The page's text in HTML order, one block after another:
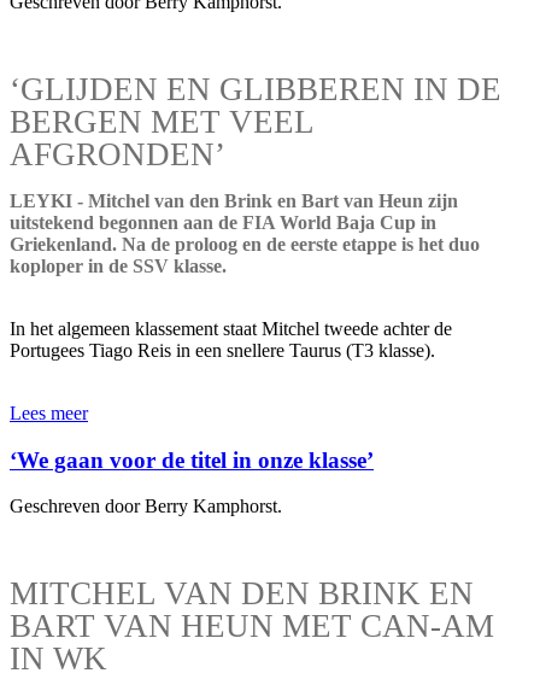
‘GLIJDEN EN GLIBBEREN IN DE
BERGEN MET VEEL
AFGRONDEN’
LEYKI - Mitchel van den Brink en Bart van Heun zijn
uitstekend begonnen aan de FIA World Baja Cup in
Griekenland. Na de proloog en de eerste etappe is het duo
koploper in de SSV klasse.
In het algemeen klassement staat Mitchel tweede achter de
Portugees Tiago Reis in een snellere Taurus (T3 klasse).
Lees meer
‘We gaan voor de titel in onze klasse’
Geschreven door Berry Kamphorst.
MITCHEL VAN DEN BRINK EN
BART VAN HEUN MET CAN-AM
IN WK